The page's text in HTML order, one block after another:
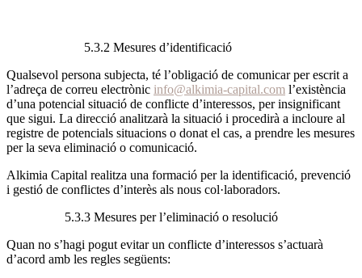
5.3.2 Mesures d’identificació
Qualsevol persona subjecta, té l’obligació de comunicar per escrit a
l’adreça de correu electrònic info@alkimia-capital.com l’existència
d’una potencial situació de conflicte d’interessos, per insignificant
que sigui. La direcció analitzarà la situació i procedirà a incloure al
registre de potencials situacions o donat el cas, a prendre les mesures
per la seva eliminació o comunicació.
Alkimia Capital realitza una formació per la identificació, prevenció
i gestió de conflictes d’interès als nous col·laboradors.
5.3.3 Mesures per l’eliminació o resolució
Quan no s’hagi pogut evitar un conflicte d’interessos s’actuarà
d’acord amb les regles següents: